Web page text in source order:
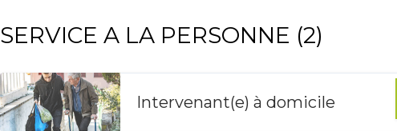
SERVICE A LA PERSONNE (2)
Intervenant(e) à domicile